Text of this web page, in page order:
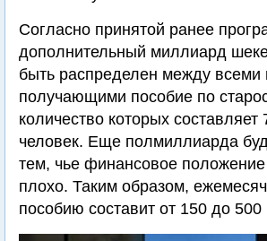
Согласно принятой ранее
дополнительный миллиард
быть распределен между всеми
получающими пособие по
количество которых составляет
человек. Еще полмиллиарда
тем, чье финансовое
плохо. Таким образом,
пособию составит от 150 до